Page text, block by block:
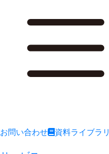
お問い合わせ 資料ライブラリ